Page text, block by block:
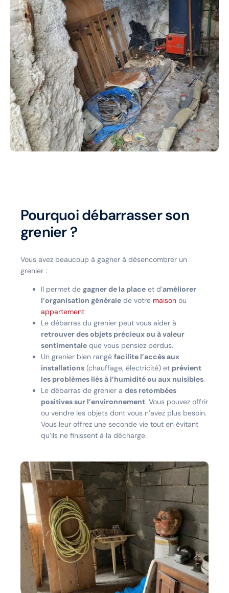
Pourquoi débarrasser son
grenier ?
Vous avez beaucoup à gagner à désencombrer un
grenier :
Il permet de gagner de la place et d’améliorer
l’organisation générale de votre maison ou
appartement
Le débarras du grenier peut vous aider à
retrouver des objets précieux ou à valeur
sentimentale que vous pensiez perdus.
Un grenier bien rangé facilite l’accès aux
installations (chauffage, électricité) et prévient
les problèmes liés à l’humidité ou aux nuisibles.
Le débarras de grenier a des retombées
positives sur l’environnement. Vous pouvez offrir
ou vendre les objets dont vous n’avez plus besoin.
Vous leur offrez une seconde vie tout en évitant
qu’ils ne finissent à la décharge.